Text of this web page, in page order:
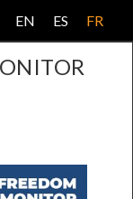
EN ES FR